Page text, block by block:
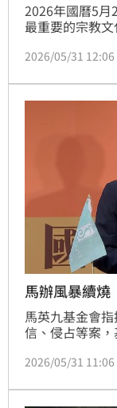
2026年國曆5月
最重要的宗教
「金門人的第二
委楊耀芸表示
話就是：「祝
2026/05/31 12:06
馬辦風暴續
馬英九基金會
信、侵占等案
演王小棣30日
2026/05/31 11:06